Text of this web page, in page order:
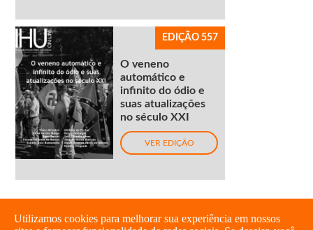
EDIÇÃO 557
O veneno
automático e
infinito do ódio e
suas atualizações
no século XXI
VER EDIÇÃO
Utilizamos cookies para melhorar sua experiência em nossos